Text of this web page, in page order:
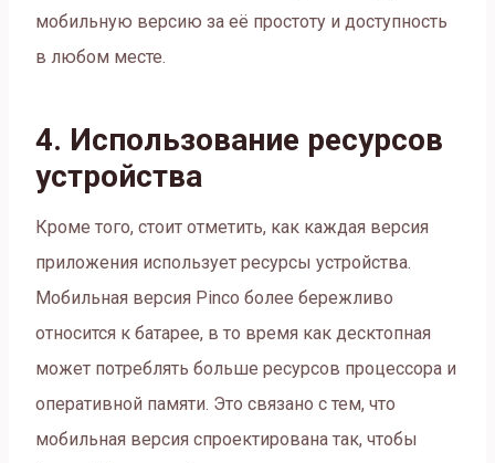
мобильную версию за её простоту и доступность
в любом месте.
4. Использование ресурсов
устройства
Кроме того, стоит отметить, как каждая версия
приложения использует ресурсы устройства.
Мобильная версия Pinco более бережливо
относится к батарее, в то время как десктопная
может потреблять больше ресурсов процессора и
оперативной памяти. Это связано с тем, что
мобильная версия спроектирована так, чтобы